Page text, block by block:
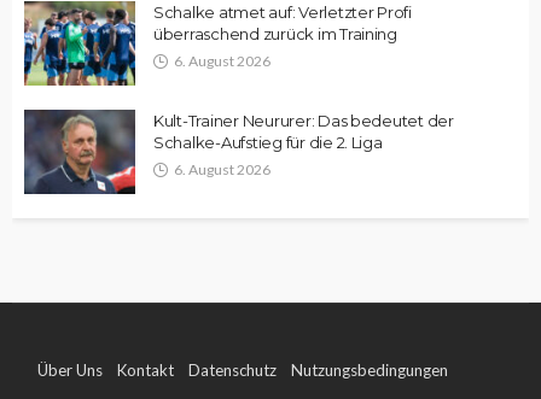
Schalke atmet auf: Verletzter Profi
überraschend zurück im Training
6. August 2026
Kult-Trainer Neururer: Das bedeutet der
Schalke-Aufstieg für die 2. Liga
6. August 2026
Über Uns Kontakt Datenschutz Nutzungsbedingungen